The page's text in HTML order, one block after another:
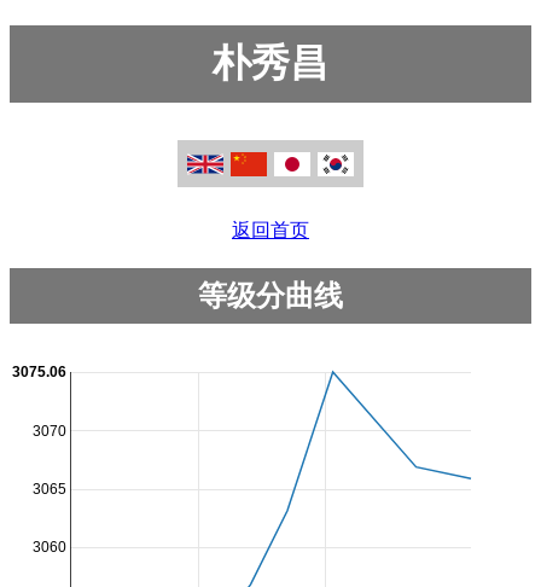
朴秀昌
返回首页
等级分曲线
3060
3065
3070
3075.06